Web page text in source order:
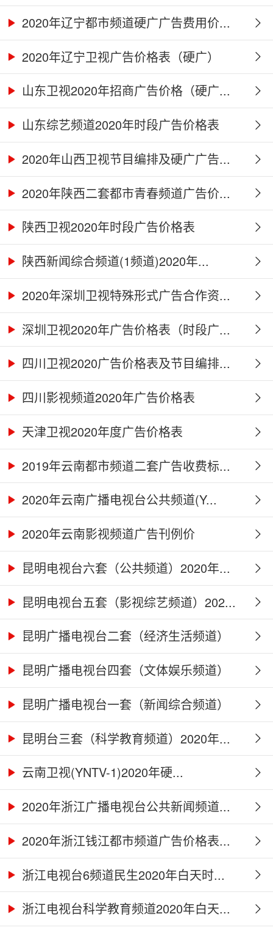
2020年辽宁都市频道硬广广告费用价...
2020年辽宁卫视广告价格表（硬广）
山东卫视2020年招商广告价格（硬广...
山东综艺频道2020年时段广告价格表
2020年山西卫视节目编排及硬广广告...
2020年陕西二套都市青春频道广告价...
陕西卫视2020年时段广告价格表
陕西新闻综合频道(1频道)2020年...
2020年深圳卫视特殊形式广告合作资...
深圳卫视2020年广告价格表（时段广...
四川卫视2020广告价格表及节目编排...
四川影视频道2020年广告价格表
天津卫视2020年度广告价格表
2019年云南都市频道二套广告收费标...
2020年云南广播电视台公共频道(Y...
2020年云南影视频道广告刊例价
昆明电视台六套（公共频道）2020年...
昆明电视台五套（影视综艺频道）202...
昆明广播电视台二套（经济生活频道）
2... 昆明广播电视台四套（文体娱乐频道）
2... 昆明广播电视台一套（新闻综合频道）
2... 昆明台三套（科学教育频道）2020年...
云南卫视(YNTV-1)2020年硬...
2020年浙江广播电视台公共新闻频道...
2020年浙江钱江都市频道广告价格表...
浙江电视台6频道民生2020年白天时...
浙江电视台科学教育频道2020年白天...